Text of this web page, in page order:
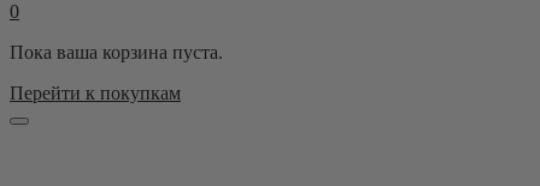
0
Пока ваша корзина пуста.
Перейти к покупкам